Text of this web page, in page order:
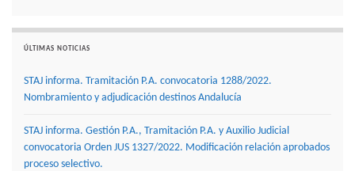
ÚLTIMAS NOTICIAS
STAJ informa. Tramitación P.A. convocatoria 1288/2022.
Nombramiento y adjudicación destinos Andalucía
STAJ informa. Gestión P.A., Tramitación P.A. y Auxilio Judicial
convocatoria Orden JUS 1327/2022. Modificación relación aprobados
proceso selectivo.